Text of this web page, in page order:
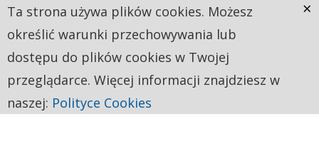
Ta strona używa plików cookies. Możesz
określić warunki przechowywania lub
dostępu do plików cookies w Twojej
przeglądarce. Więcej informacji znajdziesz w
naszej: Polityce Cookies
×